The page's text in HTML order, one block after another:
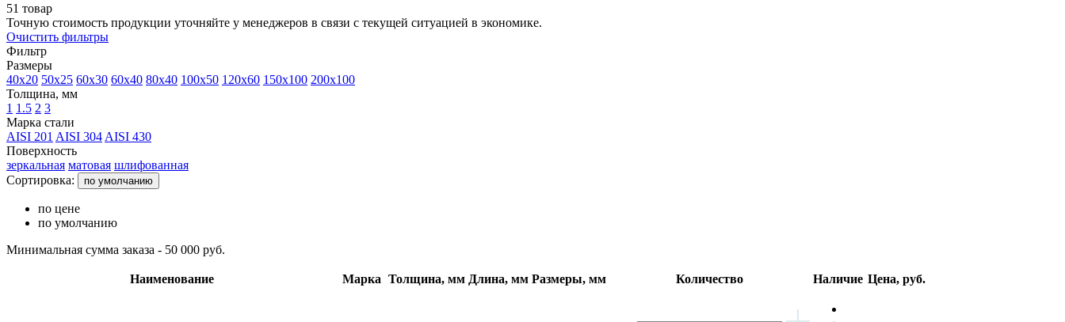
51 товар
Точную стоимость продукции уточняйте у менеджеров в связи с текущей ситуацией в экономике.
Очистить фильтры
Фильтр
Размеры
40x20 50x25 60x30 60x40 80x40 100x50 120x60 150x100 200x100
Толщина, мм
1 1.5 2 3
Марка стали
AISI 201 AISI 304 AISI 430
Поверхность
зеркальная матовая шлифованная
Сортировка:
по умолчанию
по цене
по умолчанию
Минимальная сумма заказа - 50 000 руб.
Наименование Марка Толщина, мм Длина, мм Размеры, мм Количество Наличие Цена, руб.